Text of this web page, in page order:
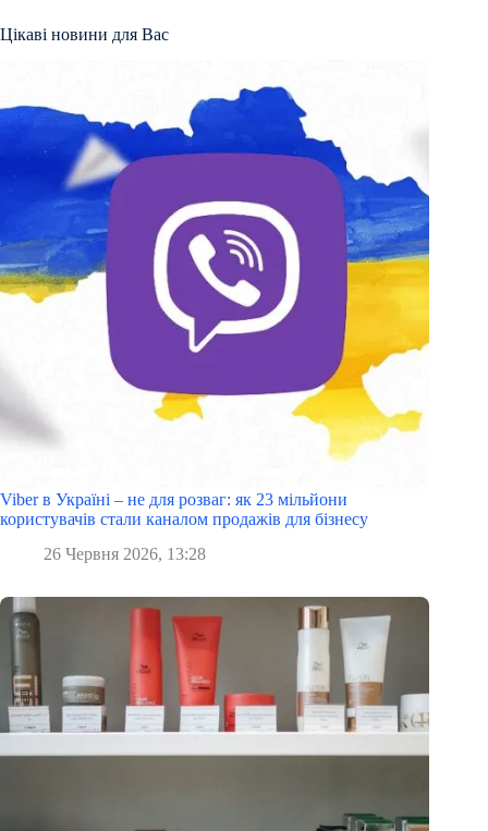
Цікаві новини для Вас
Viber в Україні – не для розваг: як 23 мільйони
користувачів стали каналом продажів для бізнесу
26 Червня 2026, 13:28